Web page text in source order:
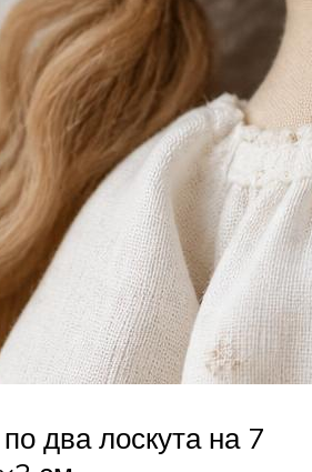
два лоскута на 7